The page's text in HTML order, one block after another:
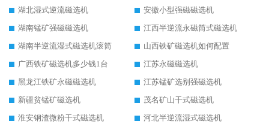
湖北湿式逆流磁选机
安徽小型强磁磁选机
湖南锰矿强磁磁选机
江西半逆流永磁筒式磁选机
湖南半逆流湿式磁选机滚筒
山西铁矿磁选机如何配置
广西铁矿磁选机多少钱1台
江苏永磁磁选机
黑龙江铁矿永磁磁选机
江苏锰矿选别强磁选机
新疆贫锰矿磁选机
茂名矿山干式磁选机
淮安钢渣微粉干式磁选机
河北半逆流湿式磁选机